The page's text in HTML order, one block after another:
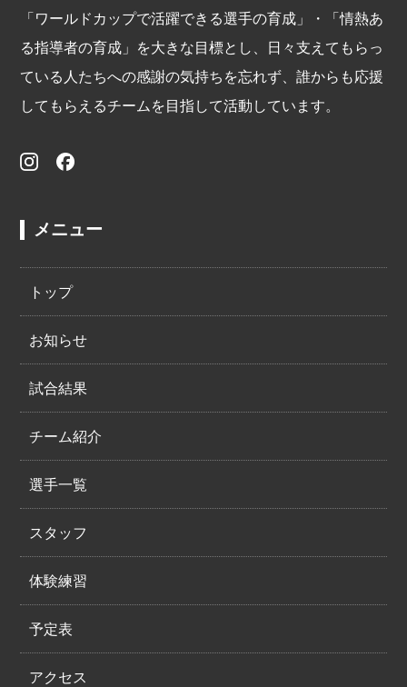
「ワールドカップで活躍できる選手の育成」・「情熱あ
る指導者の育成」を大きな目標とし、日々支えてもらっ
ている人たちへの感謝の気持ちを忘れず、誰からも応援
してもらえるチームを目指して活動しています。
メニュー
トップ
お知らせ
試合結果
チーム紹介
選手一覧
スタッフ
体験練習
予定表
アクセス